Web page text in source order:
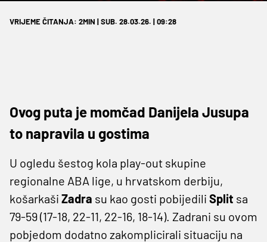
VRIJEME ČITANJA: 2MIN | SUB. 28.03.26. | 09:28
Ovog puta je momčad Danijela Jusupa
to napravila u gostima
U ogledu šestog kola play-out skupine
regionalne ABA lige, u hrvatskom derbiju,
košarkaši Zadra su kao gosti pobijedili Split sa
79-59 (17-18, 22-11, 22-16, 18-14). Zadrani su ovom
pobjedom dodatno zakomplicirali situaciju na